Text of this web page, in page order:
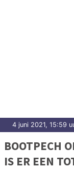
4 juni 2021, 15:59
BOOTPECH
IS ER EEN